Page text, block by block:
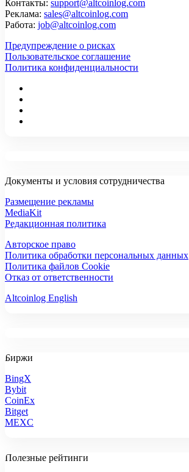
Контакты: support@altcoinlog.com
Реклама: sales@altcoinlog.com
Работа: job@altcoinlog.com
Предупреждение о рисках
Пользовательское соглашение
Политика конфиденциальности
Документы и условия сотрудничества
Размещение рекламы
MediaKit
Редакционная политика
Авторское право
Политика обработки персональных данных
Политика файлов Cookie
Отказ от ответственности
Altcoinlog English
Биржи
BingX
Bybit
CoinEx
Bitget
MEXC
Полезные рейтинги